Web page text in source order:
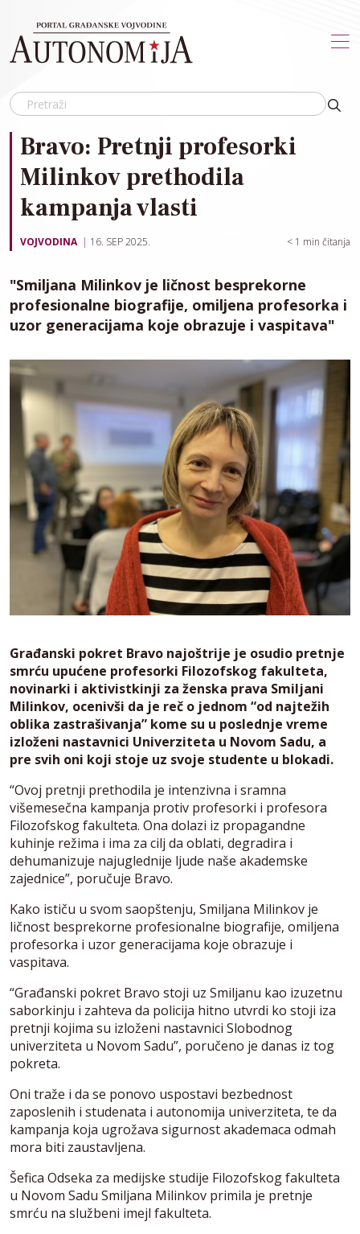
Bravo: Pretnji profesorki
Milinkov prethodila
kampanja vlasti
VOJVODINA 16. SEP 2025. < 1 min čitanja
"Smiljana Milinkov je ličnost besprekorne
profesionalne biografije, omiljena profesorka i
uzor generacijama koje obrazuje i vaspitava"
Građanski pokret Bravo najoštrije je osudio pretnje
smrću upućene profesorki Filozofskog fakulteta,
novinarki i aktivistkinji za ženska prava Smiljani
Milinkov, ocenivši da je reč o jednom “od najtežih
oblika zastrašivanja” kome su u poslednje vreme
izloženi nastavnici Univerziteta u Novom Sadu, a
pre svih oni koji stoje uz svoje studente u blokadi.
“Ovoj pretnji prethodila je intenzivna i sramna
višemesečna kampanja protiv profesorki i profesora
Filozofskog fakulteta. Ona dolazi iz propagandne
kuhinje režima i ima za cilj da oblati, degradira i
dehumanizuje najuglednije ljude naše akademske
zajednice”, poručuje Bravo.
Kako ističu u svom saopštenju, Smiljana Milinkov je
ličnost besprekorne profesionalne biografije, omiljena
profesorka i uzor generacijama koje obrazuje i
vaspitava.
“Građanski pokret Bravo stoji uz Smiljanu kao izuzetnu
saborkinju i zahteva da policija hitno utvrdi ko stoji iza
pretnji kojima su izloženi nastavnici Slobodnog
univerziteta u Novom Sadu”, poručeno je danas iz tog
pokreta.
Oni traže i da se ponovo uspostavi bezbednost
zaposlenih i studenata i autonomija univerziteta, te da
kampanja koja ugrožava sigurnost akademaca odmah
mora biti zaustavljena.
Šefica Odseka za medijske studije Filozofskog fakulteta
u Novom Sadu Smiljana Milinkov primila je pretnje
smrću na službeni imejl fakulteta.